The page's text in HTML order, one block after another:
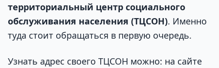
территориальный центр социального
обслуживания населения (ТЦСОН). Именно
туда стоит обращаться в первую очередь.
Узнать адрес своего ТЦСОН можно: на сайте